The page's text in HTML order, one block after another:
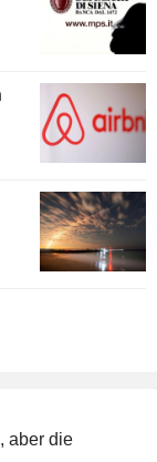
aber die